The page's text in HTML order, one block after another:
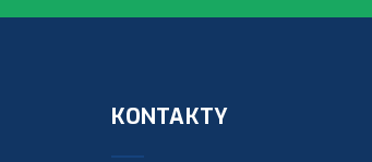
KONTAKTY